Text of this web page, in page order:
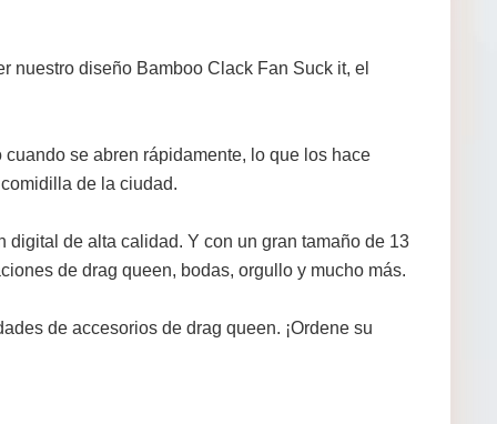
nuestro diseño Bamboo Clack Fan Suck it, el
se abren rápidamente, lo que los hace
de la ciudad.
de alta calidad. Y con un gran tamaño de 13
de drag queen, bodas, orgullo y mucho más.
de accesorios de drag queen. ¡Ordene su